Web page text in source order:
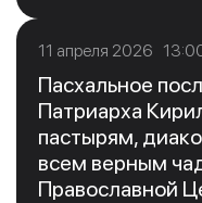
11 апреля 2026
Пасхальное
Патриарха
пастырям,
всем верным
Православной